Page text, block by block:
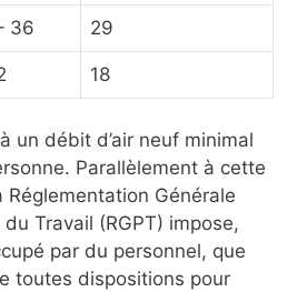
36 29
18
un débit d’air neuf minimal
Parallèlement à cette
Générale
Travail (RGPT) impose,
par du personnel, que
toutes dispositions pour